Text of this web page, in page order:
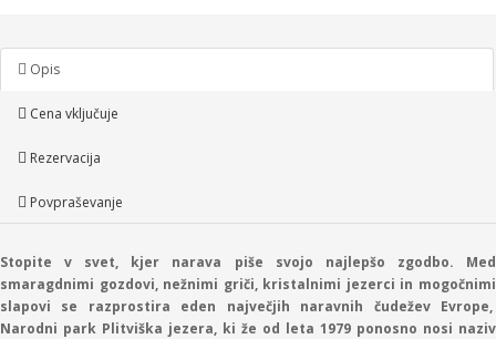
Opis
Cena vključuje
Rezervacija
Povpraševanje
Stopite v svet, kjer narava piše svojo najlepšo zgodbo. Med
smaragdnimi gozdovi, nežnimi griči, kristalnimi jezerci in mogočnimi
slapovi se razprostira eden največjih naravnih čudežev Evrope,
Narodni park Plitviška jezera, ki že od leta 1979 ponosno nosi naziv